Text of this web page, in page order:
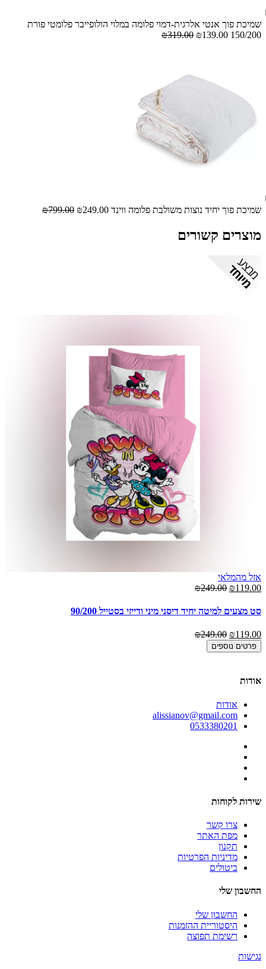
שמיכת פוך אנטי אלרגית-דמוי פלומה במלוי הולופייבר פלומטי פורת
150/200
₪139.00
₪319.00
שמיכת פוך יחיד נוצות משולבת פלומה ווינד ₪249.00
₪799.00
מוצרים קשורים
אזל מהמלאי
₪119.00
₪249.00
סט מצעים למיטה יחיד דיסני מיני ודייזי בסטייל 90/200
₪119.00
₪249.00
פרטים נוספים
אודות
אודות
alissianov@gmail.com
0533380201
שירות לקוחות
צרו קשר
מפת האתר
תקנון
מדיניות הפרטיות
ביטולים
החשבון שלי
החשבון שלי
היסטוריית ההזמנות
רשימת תפוצה
נגישות